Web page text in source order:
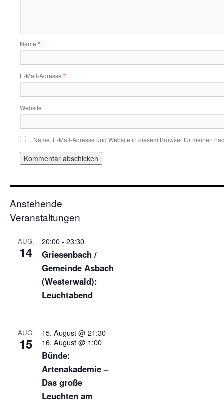
Name *
E-Mail-Adresse *
Website
Name, E-Mail-Adresse und Website in diesem Browser für meinen
Anstehende
Veranstaltungen
AUG.
14
20:00- 23:30
Griesenbach /
Gemeinde Asbach
(Westerwald):
Leuchtabend
AUG.
15
15. August @ 21:30-
16. August @ 1:00
Bünde:
Artenakademie –
Das große
Leuchten am